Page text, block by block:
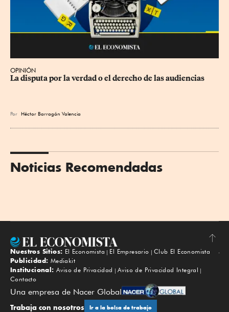
OPINIÓN
La disputa por la verdad o el derecho de las audiencias
Por Héctor Barragán Valencia
Noticias Recomendadas
Subir
Nuestros Sitios: El Economista El Empresario
Club El Economista
Publicidad: Mediakit
Institucional: Aviso de Privacidad
Aviso de Privacidad Integral
Contacto
Una empresa de Nacer Global
Trabaja con nosotros Ir a la bolsa de trabajo